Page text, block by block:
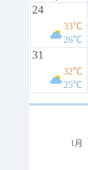
24
33℃
26℃
31
32℃
25℃
1月